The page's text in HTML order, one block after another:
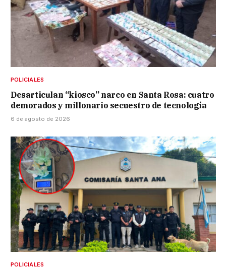
POLICIALES
Desarticulan “kiosco” narco en Santa Rosa: cuatro
demorados y millonario secuestro de tecnología
6 de agosto de 2026
POLICIALES